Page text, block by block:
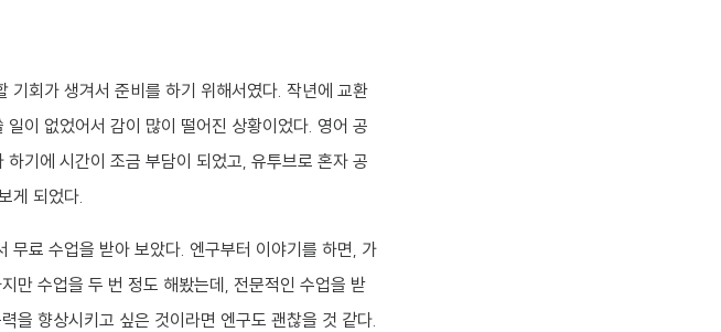
기회가 생겨서 준비를 하기 위해서였다. 작년에 교환
이 없었어서 감이 많이 떨어진 상황이었다. 영어 공
기에 시간이 조금 부담이 되었고, 유투브로 혼자 공
게 되었다.
무료 수업을 받아 보았다. 엔구부터 이야기를 하면, 가
만 수업을 두 번 정도 해봤는데, 전문적인 수업을 받
을 향상시키고 싶은 것이라면 엔구도 괜찮을 것 같다.